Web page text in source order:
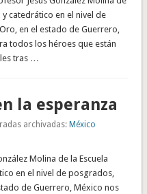
y catedrático en el nivel de
en el estado de Guerrero,
todos los héroes que están
tras …
la esperanza
archivadas:México
Molina de la Escuela
en el nivel de posgrados,
de Guerrero, México nos